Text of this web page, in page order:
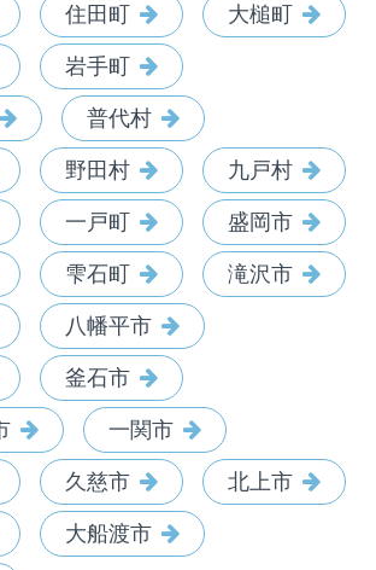
住田町 大槌町
岩手町
普代村
野田村 九戸村
一戸町 盛岡市
雫石町 滝沢市
八幡平市
釜石市
一関市
久慈市 北上市
大船渡市